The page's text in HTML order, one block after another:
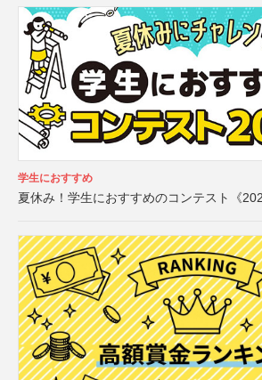
学生におすすめ
夏休み！学生におすすめのコンテスト《